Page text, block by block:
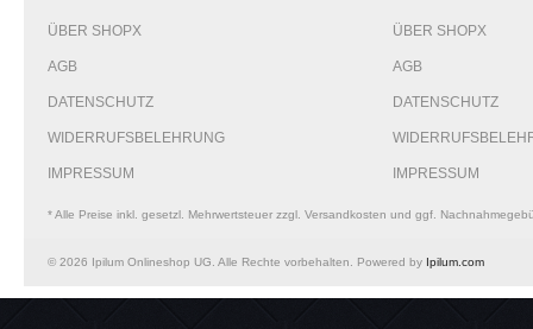
ÜBER SHOPX
AGB
DATENSCHUTZ
WIDERRUFSBELEHRUNG
IMPRESSUM
ÜBER SHOPX
AGB
DATENSCHUTZ
IMPRESSUM
* Alle Preise inkl. gesetzl. Mehrwertsteuer zzgl. Versandkosten und ggf.
© 2026 Ipilum Onlineshop UG. Alle Rechte vorbehalten. Powered by Ipilum.com